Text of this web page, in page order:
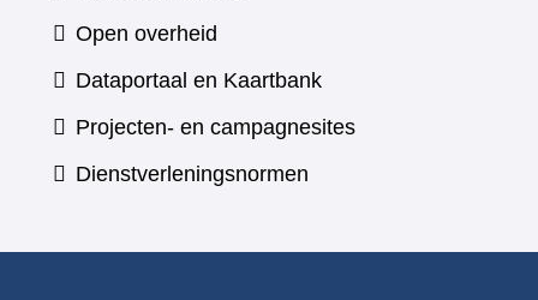
andere
website)
Open overheid
Dataportaal en Kaartbank(verwijst
naar
Projecten- en campagnesites
Dienstverleningsnormen